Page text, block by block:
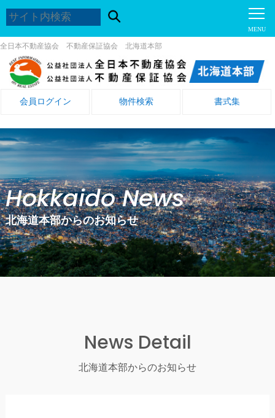
全日本不動産協会 不動産保証協会 北海道本部
会員ログイン 物件検索 書式集
Hokkaido News
北海道本部からのお知らせ
News Detail
北海道本部からのお知らせ